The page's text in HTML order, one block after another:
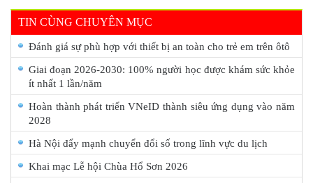
TIN CÙNG CHUYÊN MỤC
Đánh giá sự phù hợp với thiết bị an toàn cho trẻ em trên ôtô
Giai đoạn 2026-2030: 100% người học được khám sức khỏe
ít nhất 1 lần/năm
Hoàn thành phát triển VNeID thành siêu ứng dụng vào năm
2028
Hà Nội đẩy mạnh chuyển đổi số trong lĩnh vực du lịch
Khai mạc Lễ hội Chùa Hổ Sơn 2026